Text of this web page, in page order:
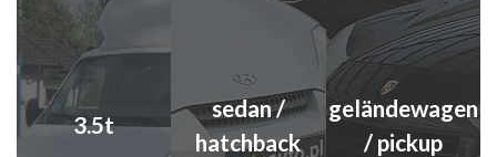
3.5t
sedan /
hatchback
geländewagen
/ pickup